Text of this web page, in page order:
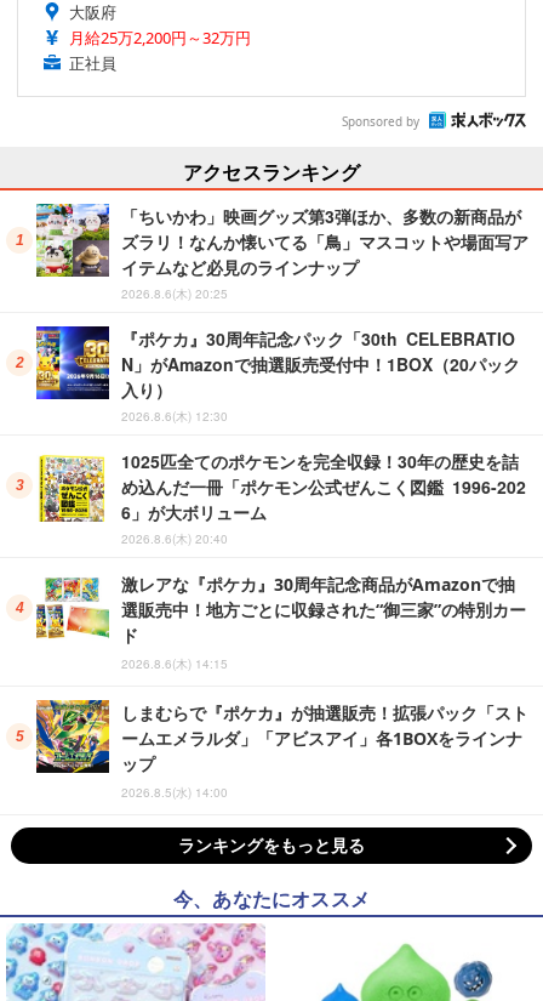
大阪府
月給25万2,200円～32万円
正社員
Sponsored by
アクセスランキング
「ちいかわ」映画グッズ第3弾ほか、多数の新商品が
ズラリ！なんか懐いてる「鳥」マスコットや場面写ア
イテムなど必見のラインナップ
2026.8.6(木) 20:25
『ポケカ』30周年記念パック「30th CELEBRATIO
N」がAmazonで抽選販売受付中！1BOX（20パック
入り）
2026.8.6(木) 12:30
1025匹全てのポケモンを完全収録！30年の歴史を詰
め込んだ一冊「ポケモン公式ぜんこく図鑑 1996-202
6」が大ボリューム
2026.8.6(木) 20:40
激レアな『ポケカ』30周年記念商品がAmazonで抽
選販売中！地方ごとに収録された“御三家”の特別カー
ド
2026.8.6(木) 14:15
しまむらで『ポケカ』が抽選販売！拡張パック「スト
ームエメラルダ」「アビスアイ」各1BOXをラインナ
ップ
2026.8.5(水) 14:00
ランキングをもっと見る
今、あなたにオススメ